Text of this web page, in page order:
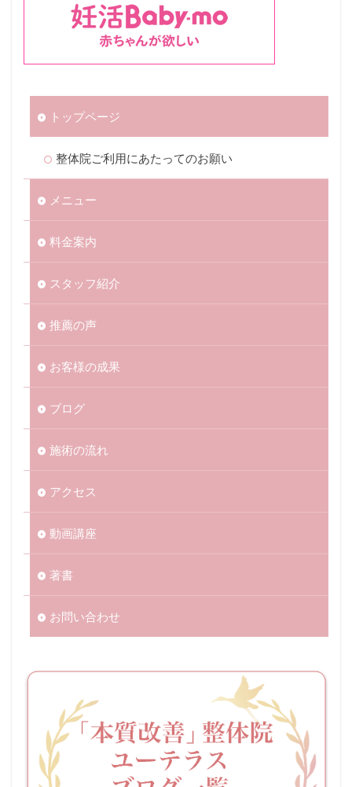
トップページ
整体院ご利用にあたってのお願い
メニュー
料金案内
スタッフ紹介
推薦の声
お客様の成果
ブログ
施術の流れ
アクセス
動画講座
著書
お問い合わせ